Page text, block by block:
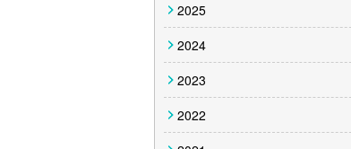
2025
2024
2023
2022